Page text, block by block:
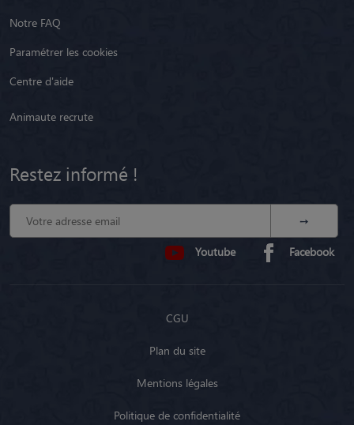
Notre FAQ
Paramétrer les cookies
Centre d'aide
Animaute recrute
Restez informé !
Youtube Facebook
CGU
Plan du site
Mentions légales
Politique de confidentialité